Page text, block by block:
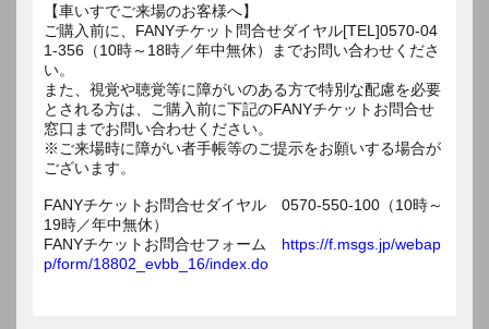
【車いすでご来場のお客様へ】
ご購入前に、FANYチケット問合せダイヤル[TEL]0570-04
1-356（10時～18時／年中無休）までお問い合わせくださ
い。
また、視覚や聴覚等に障がいのある方で特別な配慮を必要
とされる方は、ご購入前に下記のFANYチケットお問合せ
窓口までお問い合わせください。
※ご来場時に障がい者手帳等のご提示をお願いする場合が
ございます。
FANYチケットお問合せダイヤル 0570-550-100（10時～
19時／年中無休）
FANYチケットお問合せフォーム https://f.msgs.jp/webap
p/form/18802_evbb_16/index.do